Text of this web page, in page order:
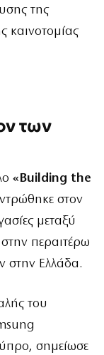
της
καινοτομίας
των
«Building the
στον
μεταξύ
στην περαιτέρω
Ελλάδα.
του
σημείωσε